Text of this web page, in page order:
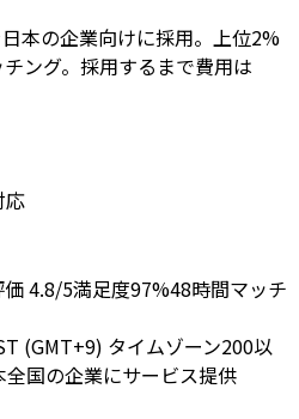
本の企業向けに採用。上位2%
ング。採用するまで費用は
価 4.8/5満足度97%48時間マッチ
(GMT+9) タイムゾーン200以
全国の企業にサービス提供